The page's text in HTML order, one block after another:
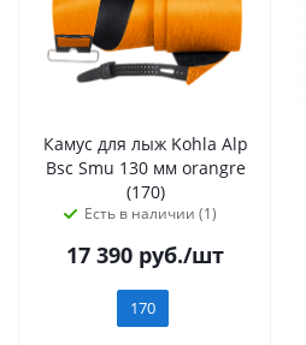
Камус для лыж Kohla Alp
Bsc Smu 130 мм orangre
(170)
Есть в наличии (1)
17 390 руб./шт
170